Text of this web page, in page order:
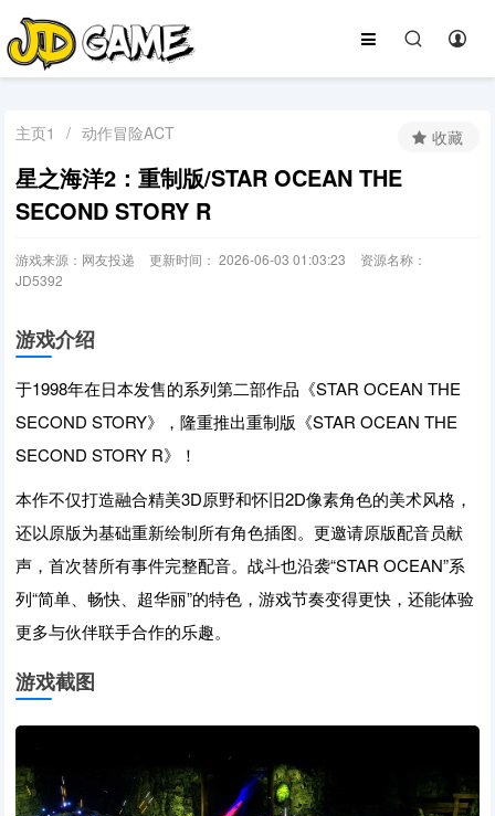
主页1 / 动作冒险ACT
星之海洋2：重制版/STAR OCEAN THE
SECOND STORY R
游戏来源：网友投递 更新时间： 2026-06-03 01:03:23
资源名称：
JD5392
收藏
游戏介绍
于1998年在日本发售的系列第二部作品《STAR OCEAN THE
SECOND STORY》，隆重推出重制版《STAR OCEAN THE
SECOND STORY R》！
本作不仅打造融合精美3D原野和怀旧2D像素角色的美术风格，
还以原版为基础重新绘制所有角色插图。更邀请原版配音员献
声，首次替所有事件完整配音。战斗也沿袭“STAR OCEAN”系
列“简单、畅快、超华丽”的特色，游戏节奏变得更快，还能体验
更多与伙伴联手合作的乐趣。
游戏截图